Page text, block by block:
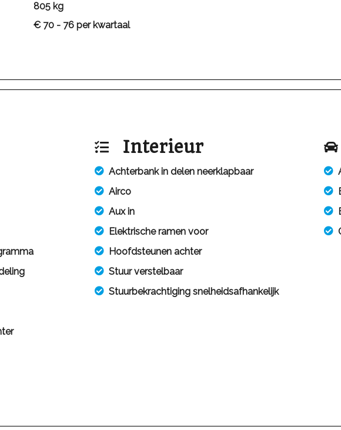
805 kg
€ 70 - 76 per kwartaal
Interieur
Achterbank in delen neerklapbaar
Airco
Aux in
Elektrische ramen voor
Hoofdsteunen achter
Stuur verstelbaar
Stuurbekrachtiging snelheidsafhankelijk